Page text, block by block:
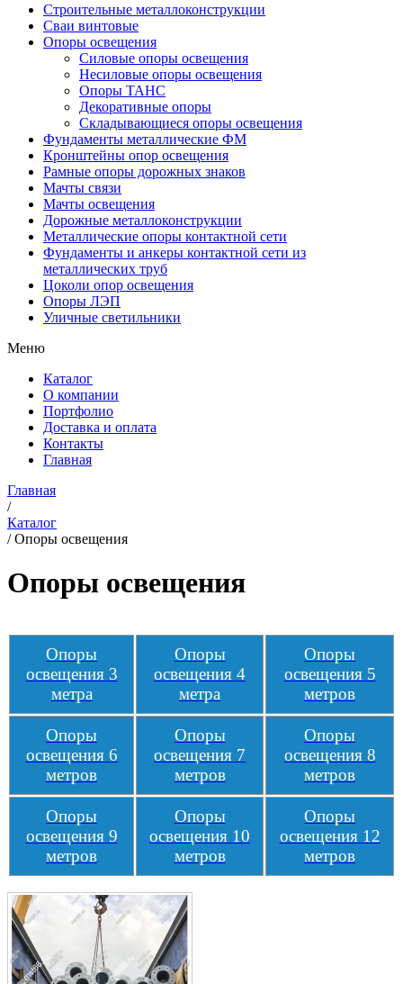
Строительные металлоконструкции
Сваи винтовые
Опоры освещения
Силовые опоры освещения
Несиловые опоры освещения
Опоры ТАНС
Декоративные опоры
Складывающиеся опоры освещения
Фундаменты металлические ФМ
Кронштейны опор освещения
Рамные опоры дорожных знаков
Мачты связи
Мачты освещения
Дорожные металлоконструкции
Металлические опоры контактной сети
Фундаменты и анкеры контактной сети из
металлических труб
Цоколи опор освещения
Опоры ЛЭП
Уличные светильники
Меню
Каталог
О компании
Портфолио
Доставка и оплата
Контакты
Главная
Главная
/
Каталог
/Опоры освещения
Опоры освещения
Опоры
освещения3
метра
Опоры
освещения 4
метра
Опоры
освещения 5
метров
Опоры
освещения 6
метров
Опоры
освещения 7
метров
Опоры
освещения 8
метров
Опоры
освещения 9
метров
Опоры
освещения 10
метров
Опоры
освещения 12
метров